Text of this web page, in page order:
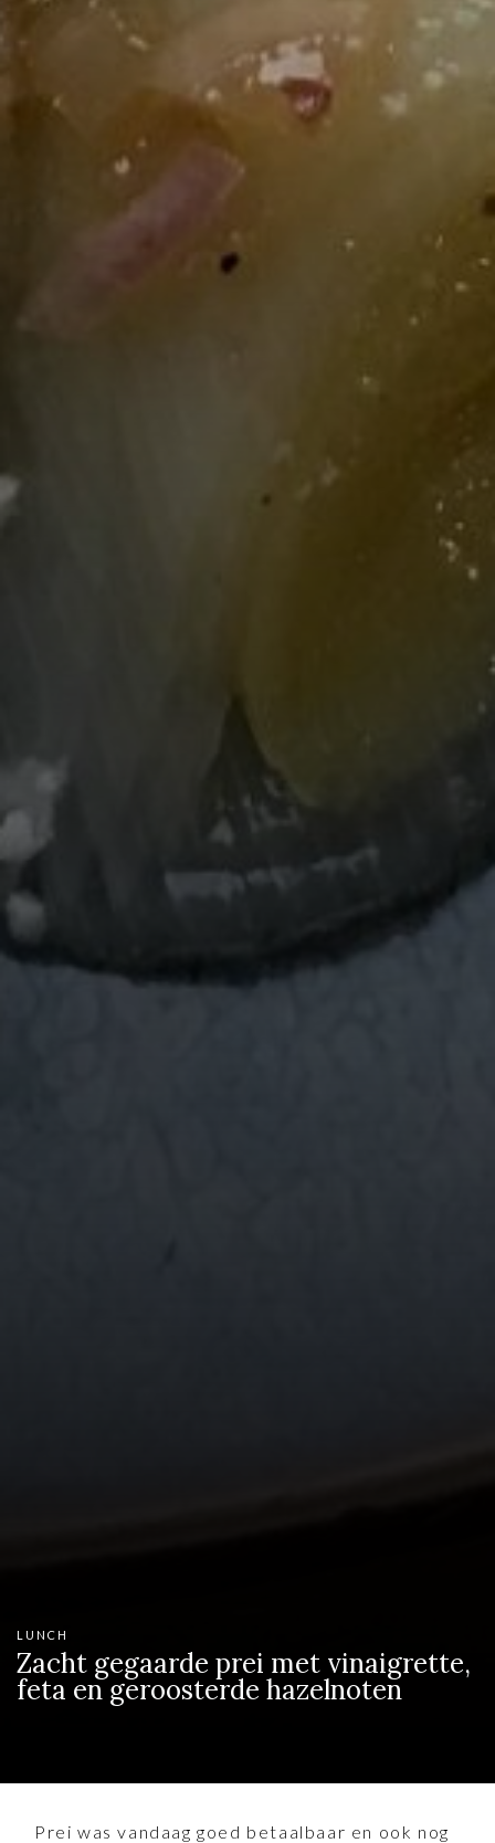
LUNCH
Zacht gegaarde prei met vinaigrette,
feta en geroosterde hazelnoten
Prei was vandaag goed betaalbaar en ook nog